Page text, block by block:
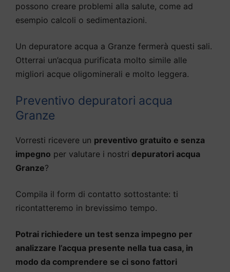
possono creare problemi alla salute, come ad
esempio calcoli o sedimentazioni.
Un depuratore acqua a Granze fermerà questi sali.
Otterrai un’acqua purificata molto simile alle
migliori acque oligominerali e molto leggera.
Preventivo depuratori acqua
Granze
Vorresti ricevere un preventivo gratuito e senza
impegno per valutare i nostri depuratori acqua
Granze?
Compila il form di contatto sottostante: ti
ricontatteremo in brevissimo tempo.
Potrai richiedere un test senza impegno per
analizzare l’acqua presente nella tua casa, in
modo da comprendere se ci sono fattori